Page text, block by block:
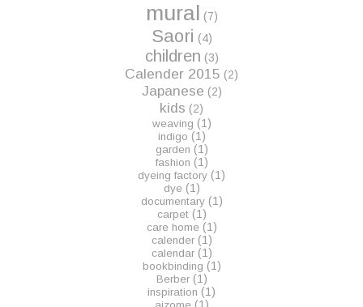
mural (7)
Saori (4)
children (3)
Calender 2015 (2)
Japanese (2)
kids (2)
weaving (1)
indigo (1)
garden (1)
fashion (1)
dyeing factory (1)
dye(1)
documentary(1)
carpet(1)
care home(1)
calender(1)
calendar(1)
bookbinding (1)
Berber(1)
inspiration (1)